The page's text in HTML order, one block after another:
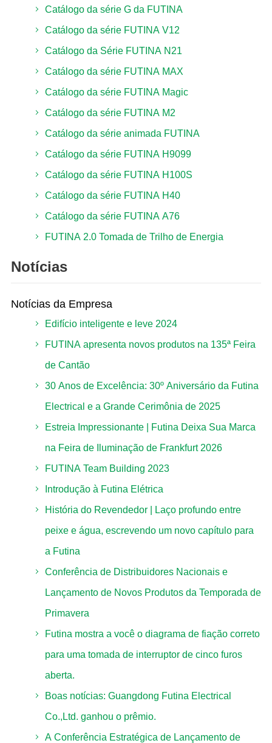
Catálogo da série G da FUTINA
Catálogo da série FUTINA V12
Catálogo da Série FUTINA N21
Catálogo da série FUTINA MAX
Catálogo da série FUTINA Magic
Catálogo da série FUTINA M2
Catálogo da série animada FUTINA
Catálogo da série FUTINA H9099
Catálogo da série FUTINA H100S
Catálogo da série FUTINA H40
Catálogo da série FUTINA A76
FUTINA 2.0 Tomada de Trilho de Energia
Notícias
Notícias da Empresa
Edifício inteligente e leve 2024
FUTINA apresenta novos produtos na 135ª Feira
de Cantão
30 Anos de Excelência: 30º Aniversário da Futina
Electrical e a Grande Cerimônia de 2025
Estreia Impressionante | Futina Deixa Sua Marca
na Feira de Iluminação de Frankfurt 2026
FUTINA Team Building 2023
Introdução à Futina Elétrica
História do Revendedor | Laço profundo entre
peixe e água, escrevendo um novo capítulo para
a Futina
Conferência de Distribuidores Nacionais e
Lançamento de Novos Produtos da Temporada de
Primavera
Futina mostra a você o diagrama de fiação correto
para uma tomada de interruptor de cinco furos
aberta.
Boas notícias: Guangdong Futina Electrical
Co.,Ltd. ganhou o prêmio.
A Conferência Estratégica de Lançamento de